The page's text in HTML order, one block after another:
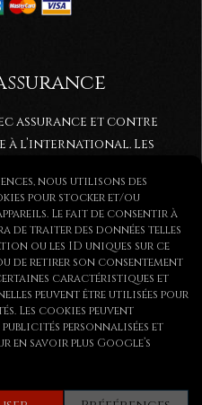
nous utilisons des
pour stocker et/ou
Le fait de consentir à
de traiter des données telles
ou les ID uniques sur ce
de retirer son consentement
caractéristiques et
peuvent être utilisées pour
Les cookies peuvent
personnalisées et
en savoir plus Google’s
assurance et contre
à l’international. Les
Elles sont
lettre recommandée.